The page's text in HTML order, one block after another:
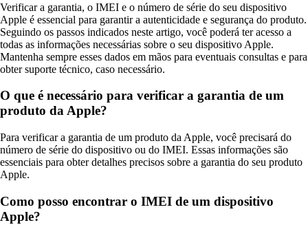
Verificar a garantia, o IMEI e o número de série do seu dispositivo
Apple é essencial para garantir a autenticidade e segurança do produto.
Seguindo os passos indicados neste artigo, você poderá ter acesso a
todas as informações necessárias sobre o seu dispositivo Apple.
Mantenha sempre esses dados em mãos para eventuais consultas e para
obter suporte técnico, caso necessário.
O que é necessário para verificar a garantia de um
produto da Apple?
Para verificar a garantia de um produto da Apple, você precisará do
número de série do dispositivo ou do IMEI. Essas informações são
essenciais para obter detalhes precisos sobre a garantia do seu produto
Apple.
Como posso encontrar o IMEI de um dispositivo
Apple?